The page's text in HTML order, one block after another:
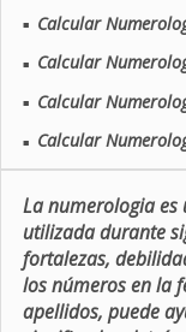
■ Calcular
■ Calcular
■ Calcular
■ Calcular
La numerologia
utilizada durante
fortalezas,
los números en la
apellidos, puede